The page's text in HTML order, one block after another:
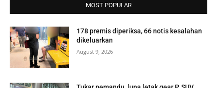
MOST POPULAR
178 premis diperiksa, 66 notis kesalahan
dikeluarkan
August 9, 2026